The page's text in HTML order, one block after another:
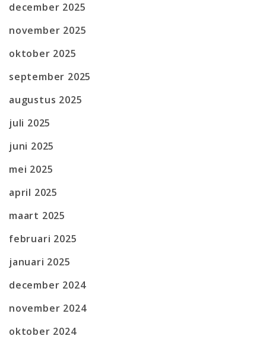
december 2025
november 2025
oktober 2025
september 2025
augustus 2025
juli 2025
juni 2025
mei 2025
april 2025
maart 2025
februari 2025
januari 2025
december 2024
november 2024
oktober 2024